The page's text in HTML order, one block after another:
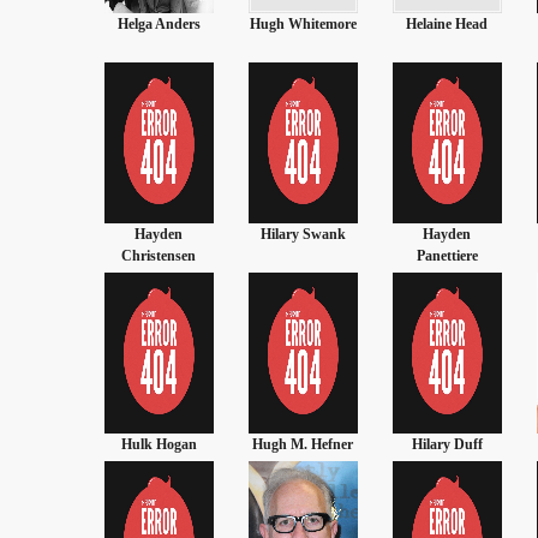
Hugh Whitemore Helaine Head Howard Hawks
Hilary Swank
Hayden
Hugh Grant
Hugh M. Hefner Hilary Duff Hailey Clauson